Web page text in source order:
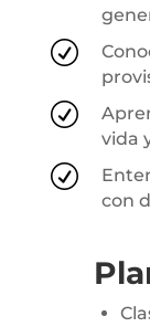
R
R
vida
R
con